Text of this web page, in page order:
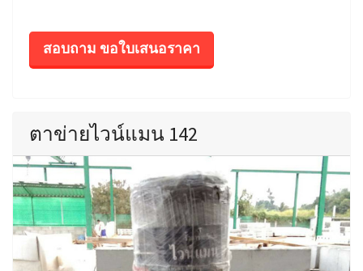
สอบถาม ขอใบเสนอราคา
ตาข่ายไวน์แมน 142